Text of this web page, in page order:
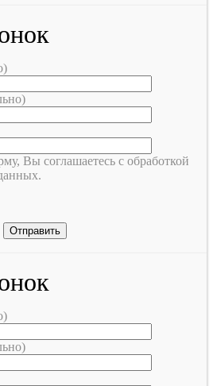
Вы соглашаетесь с обработкой